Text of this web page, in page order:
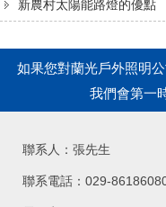
新農村太陽能路燈的優點
如果您對蘭光戶外照明
我們會第一
聯系人：張先生
聯系電話：029-